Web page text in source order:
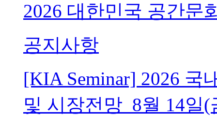
2026 대한민국 공간문
공지사항
[KIA Seminar] 2026 국
및 시장전망_8월 14일(